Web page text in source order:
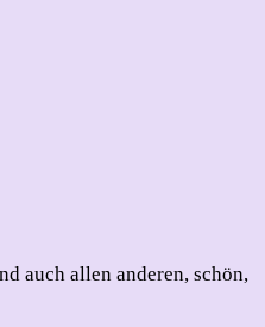
auch allen anderen, schön,